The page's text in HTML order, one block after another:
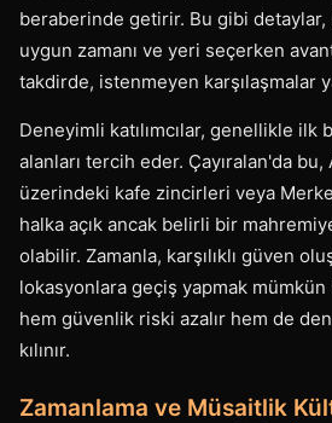
beraberinde getirir. Bu gibi detaylar,
uygun zamanı ve yeri seçerken
takdirde, istenmeyen karşılaşmalar
Deneyimli katılımcılar, genellikle ilk
alanları tercih eder. Çayıralan'da bu,
üzerindeki kafe zincirleri veya
halka açık ancak belirli bir
olabilir. Zamanla, karşılıklı güven
lokasyonlara geçiş yapmak
hem güvenlik riski azalır hem de
kılınır.
Zamanlama ve Müsaitlik